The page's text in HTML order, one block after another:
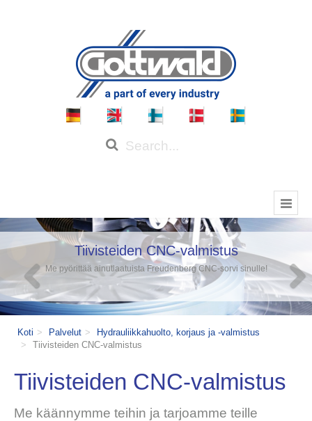
Tiivisteiden CNC-valmistus
Me pyörittää ainutlaatuista Freudenberg CNC-sorvi sinulle!
Koti Palvelut
Hydrauliikkahuolto, korjaus ja -valmistus
Tiivisteiden CNC-valmistus
Tiivisteiden CNC-valmistus
Me käännymme teihin ja tarjoamme teille